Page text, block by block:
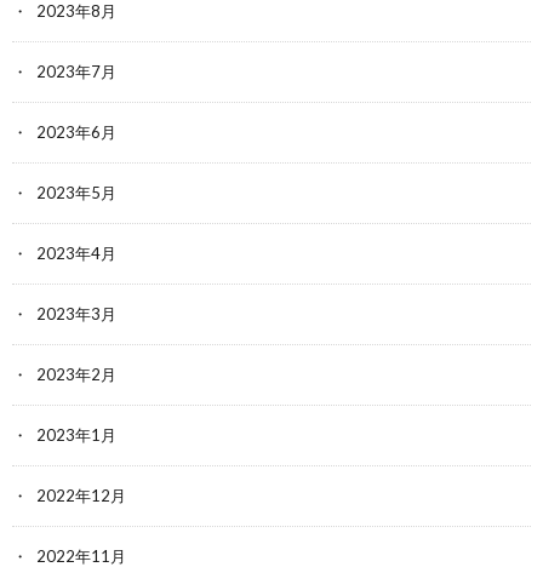
2023年8月
2023年7月
2023年6月
2023年5月
2023年4月
2023年3月
2023年2月
2023年1月
2022年12月
2022年11月